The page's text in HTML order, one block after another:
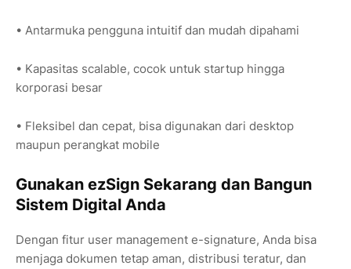
• Antarmuka pengguna intuitif dan mudah dipahami
• Kapasitas scalable, cocok untuk startup hingga
korporasi besar
• Fleksibel dan cepat, bisa digunakan dari desktop
maupun perangkat mobile
Gunakan ezSign Sekarang dan Bangun
Sistem Digital Anda
Dengan fitur user management e-signature, Anda bisa
menjaga dokumen tetap aman, distribusi teratur, dan